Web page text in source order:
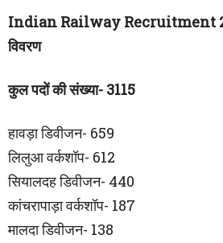
Indian Railway Recruitment
विवरण
कुल पदों की संख्या- 3115
हावड़ा डिवीजन- 659
लिलुआ वर्कशॉप- 612
सियालदह डिवीजन- 440
कांचरापाड़ा वर्कशॉप- 187
मालदा डिवीजन- 138